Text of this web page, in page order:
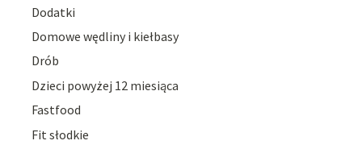
Dodatki
Domowe wędliny i kiełbasy
Drób
Dzieci powyżej 12 miesiąca
Fastfood
Fit słodkie